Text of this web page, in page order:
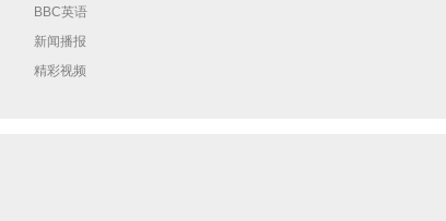
BBC英语
新闻播报
精彩视频